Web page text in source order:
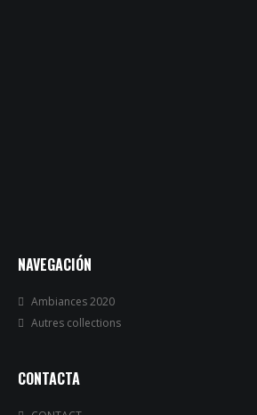
NAVEGACIÓN
Ambiances 2020
Autres collections
CONTACTA